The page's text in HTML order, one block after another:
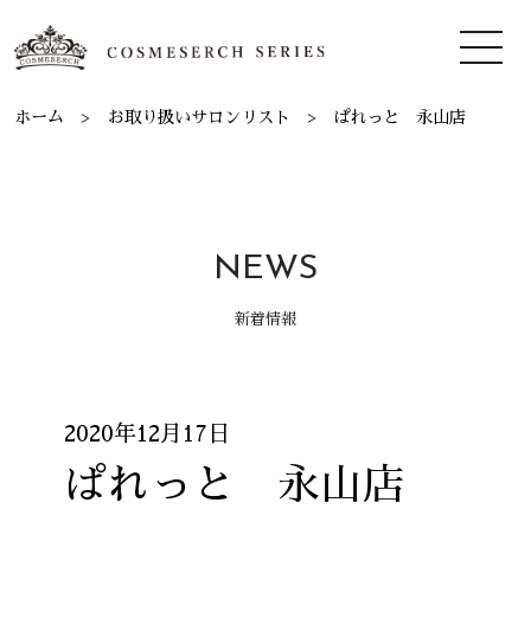
ホーム お取り扱いサロンリスト ぱれっと 永山店
NEWS
新着情報
2020年12月17日
ぱれっと 永山店